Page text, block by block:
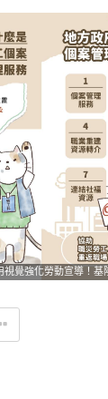
視覺強化勞動宣導！基